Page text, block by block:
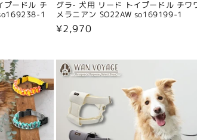
プードル チ
1
グラ- 犬用 リード トイプードル チワ
メラニアン SO22AW so169199-1
通
格
¥2,970